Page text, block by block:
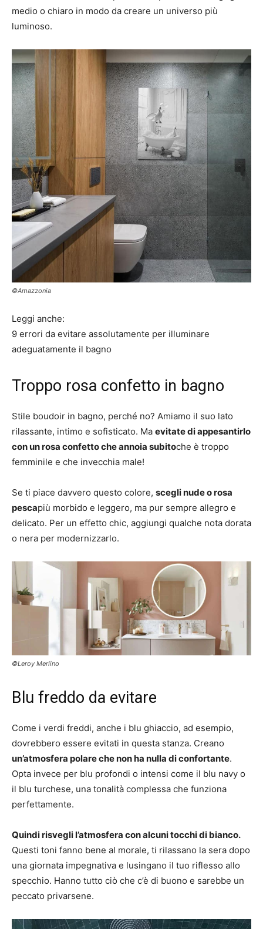
medio o chiaro in modo da creare un universo più
luminoso.
©Amazzonia
Leggi anche:
9 errori da evitare assolutamente per illuminare
adeguatamente il bagno
Troppo rosa confetto in bagno
Stile boudoir in bagno, perché no? Amiamo il suo lato
rilassante, intimo e sofisticato. Ma evitate di appesantirlo
con un rosa confetto che annoia subitoche è troppo
femminile e che invecchia male!
Se ti piace davvero questo colore, scegli nude o rosa
pescapiù morbido e leggero, ma pur sempre allegro e
delicato. Per un effetto chic, aggiungi qualche nota dorata
o nera per modernizzarlo.
©Leroy Merlino
Blu freddo da evitare
Come i verdi freddi, anche i blu ghiaccio, ad esempio,
dovrebbero essere evitati in questa stanza. Creano
un’atmosfera polare che non ha nulla di confortante.
Opta invece per blu profondi o intensi come il blu navy o
il blu turchese, una tonalità complessa che funziona
perfettamente.
Quindi risvegli l’atmosfera con alcuni tocchi di bianco.
Questi toni fanno bene al morale, ti rilassano la sera dopo
una giornata impegnativa e lusingano il tuo riflesso allo
specchio. Hanno tutto ciò che c’è di buono e sarebbe un
peccato privarsene.